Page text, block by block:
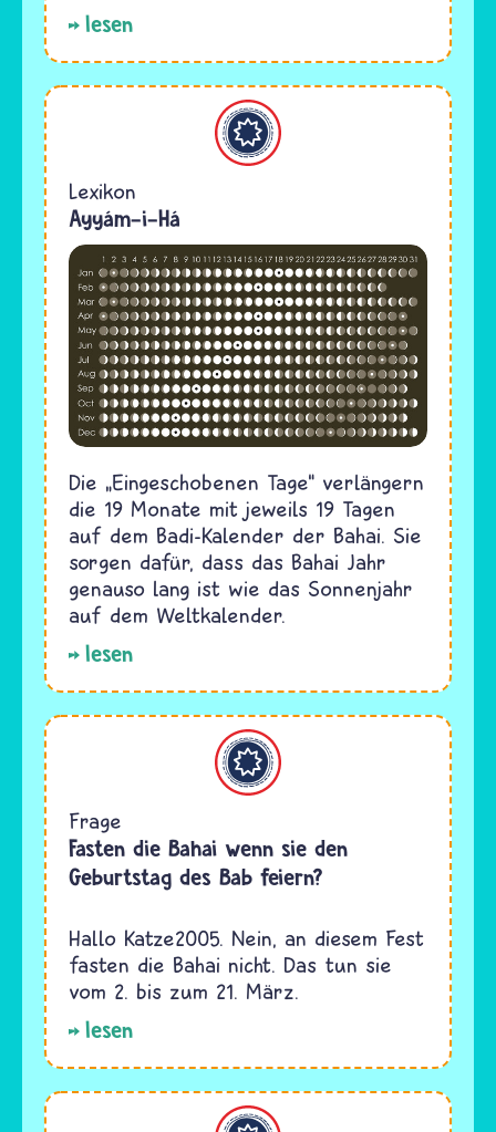
lesen
Bahaitum
Lexikon
Ayyám-i-Há
Die „Eingeschobenen Tage“ verlängern
die 19 Monate mit jeweils 19 Tagen
auf dem Badi-Kalender der Bahai. Sie
sorgen dafür, dass das Bahai Jahr
genauso lang ist wie das Sonnenjahr
auf dem Weltkalender.
lesen
Bahaitum
Frage
Fasten die Bahai wenn sie den
Geburtstag des Bab feiern?
Hallo Katze2005. Nein, an diesem Fest
fasten die Bahai nicht. Das tun sie
vom 2. bis zum 21. März.
lesen
Bahaitum